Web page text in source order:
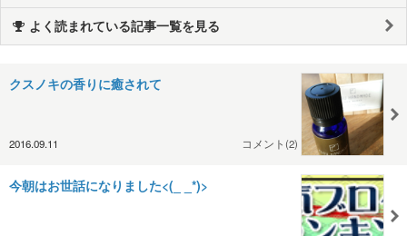
よく読まれている記事一覧を見る
クスノキの香りに癒されて
2016.09.11 コメント(2)
今朝はお世話になりました<(_ _*)>